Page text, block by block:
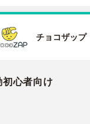
チョコザップ
初心者向け